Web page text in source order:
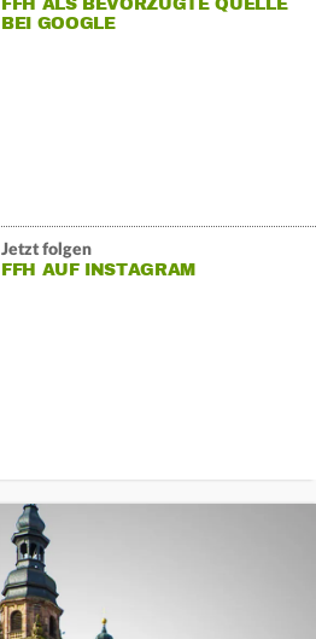
FFH ALS BEVORZUGTE QUELLE
BEI GOOGLE
Jetzt folgen
FFH AUF INSTAGRAM